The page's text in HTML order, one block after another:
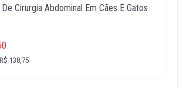
Cirurgia Abdominal Em Cães E Gatos
138,75